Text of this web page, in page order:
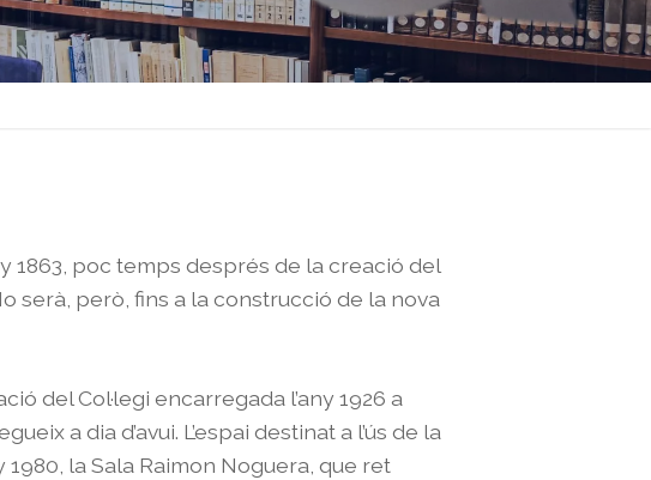
1863, poc temps després de la creació del
serà, però, fins a la construcció de la nova
del Col·legi encarregada l’any 1926 a
a dia d’avui. L’espai destinat a l’ús de la
1980, la Sala Raimon Noguera, que ret